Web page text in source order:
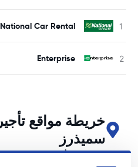
National Car Rental
Enterprise
خريطة مواقع
سميذرز
اطلع على مواقع تأجير السيارات